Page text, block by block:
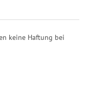
keine Haftung bei